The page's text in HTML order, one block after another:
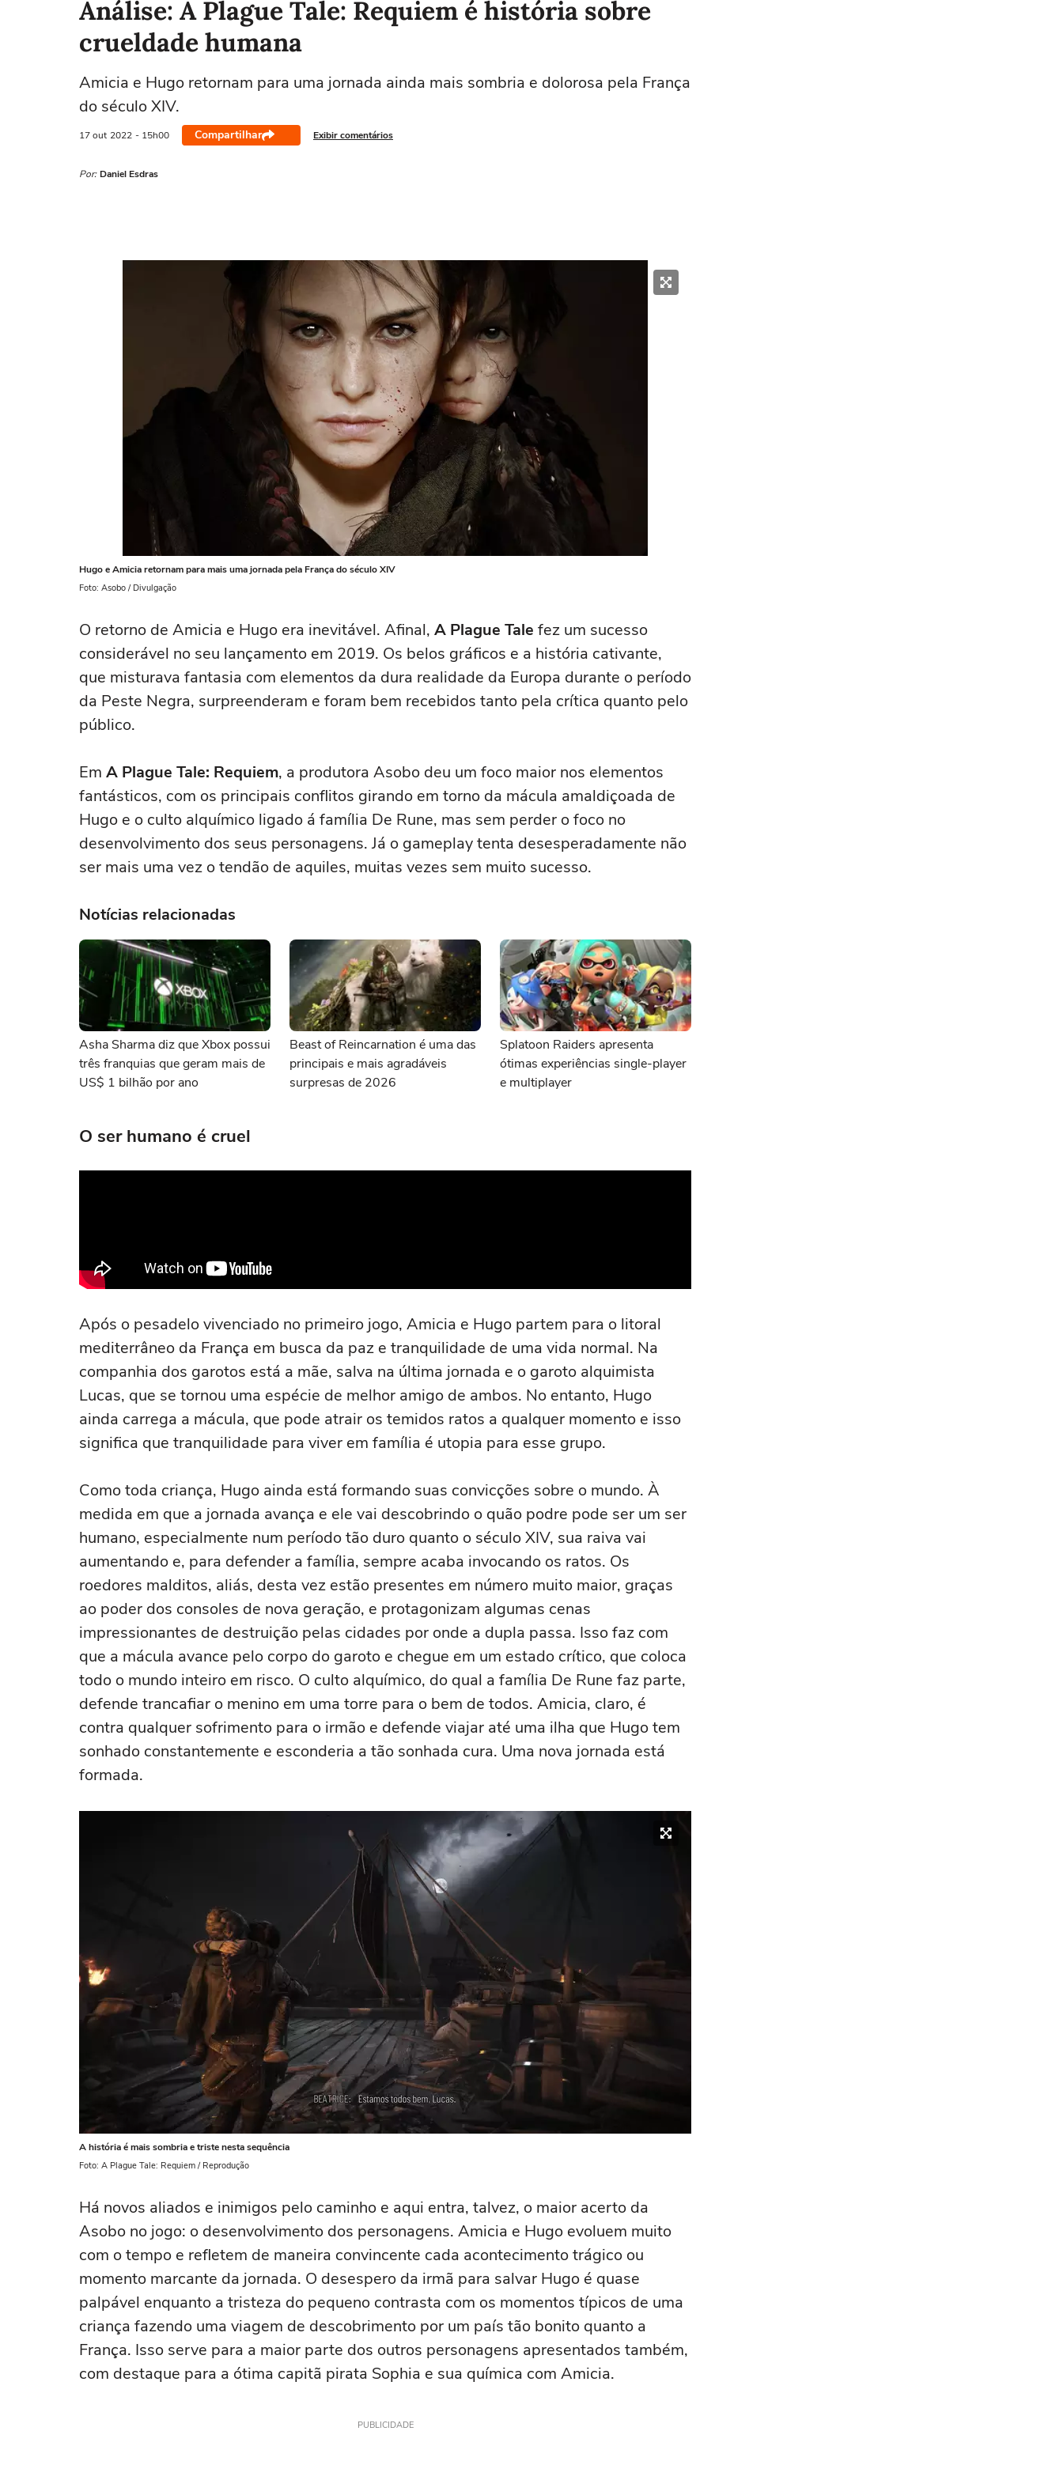
Análise: A Plague Tale: Requiem é história sobre
crueldade humana
Amicia e Hugo retornam para uma jornada ainda mais sombria e dolorosa pela França
do século XIV.
17 out 2022 - 15h00 Compartilhar Exibir comentários
Por: Daniel Esdras
Hugo e Amicia retornam para mais uma jornada pela França do século XIV
Foto: Asobo / Divulgação
O retorno de Amicia e Hugo era inevitável. Afinal, A Plague Tale fez um sucesso
considerável no seu lançamento em 2019. Os belos gráficos e a história cativante,
que misturava fantasia com elementos da dura realidade da Europa durante o período
da Peste Negra, surpreenderam e foram bem recebidos tanto pela crítica quanto pelo
público.
Em A Plague Tale: Requiem, a produtora Asobo deu um foco maior nos elementos
fantásticos, com os principais conflitos girando em torno da mácula amaldiçoada de
Hugo e o culto alquímico ligado á família De Rune, mas sem perder o foco no
desenvolvimento dos seus personagens. Já o gameplay tenta desesperadamente não
ser mais uma vez o tendão de aquiles, muitas vezes sem muito sucesso.
Notícias relacionadas
Asha Sharma diz que Xbox possui
três franquias que geram mais de
US$ 1 bilhão por ano
Beast of Reincarnation é uma das
principais e mais agradáveis
surpresas de 2026
Splatoon Raiders apresenta
ótimas experiências single-player
e multiplayer
O ser humano é cruel
Após o pesadelo vivenciado no primeiro jogo, Amicia e Hugo partem para o litoral
mediterrâneo da França em busca da paz e tranquilidade de uma vida normal. Na
companhia dos garotos está a mãe, salva na última jornada e o garoto alquimista
Lucas, que se tornou uma espécie de melhor amigo de ambos. No entanto, Hugo
ainda carrega a mácula, que pode atrair os temidos ratos a qualquer momento e isso
significa que tranquilidade para viver em família é utopia para esse grupo.
Como toda criança, Hugo ainda está formando suas convicções sobre o mundo. À
medida em que a jornada avança e ele vai descobrindo o quão podre pode ser um ser
humano, especialmente num período tão duro quanto o século XIV, sua raiva vai
aumentando e, para defender a família, sempre acaba invocando os ratos. Os
roedores malditos, aliás, desta vez estão presentes em número muito maior, graças
ao poder dos consoles de nova geração, e protagonizam algumas cenas
impressionantes de destruição pelas cidades por onde a dupla passa. Isso faz com
que a mácula avance pelo corpo do garoto e chegue em um estado crítico, que coloca
todo o mundo inteiro em risco. O culto alquímico, do qual a família De Rune faz parte,
defende trancafiar o menino em uma torre para o bem de todos. Amicia, claro, é
contra qualquer sofrimento para o irmão e defende viajar até uma ilha que Hugo tem
sonhado constantemente e esconderia a tão sonhada cura. Uma nova jornada está
formada.
A história é mais sombria e triste nesta sequência
Foto: A Plague Tale: Requiem / Reprodução
Há novos aliados e inimigos pelo caminho e aqui entra, talvez, o maior acerto da
Asobo no jogo: o desenvolvimento dos personagens. Amicia e Hugo evoluem muito
com o tempo e refletem de maneira convincente cada acontecimento trágico ou
momento marcante da jornada. O desespero da irmã para salvar Hugo é quase
palpável enquanto a tristeza do pequeno contrasta com os momentos típicos de uma
criança fazendo uma viagem de descobrimento por um país tão bonito quanto a
França. Isso serve para a maior parte dos outros personagens apresentados também,
com destaque para a ótima capitã pirata Sophia e sua química com Amicia.
PUBLICIDADE